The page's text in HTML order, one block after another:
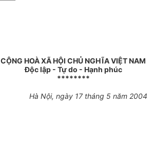
CỘNG HOÀ XÃ HỘI CHỦ NGHĨA VIỆT NAM
Độc lập - Tự do - Hạnh phúc
********
Hà Nội, ngày 17 tháng 5 năm 2004